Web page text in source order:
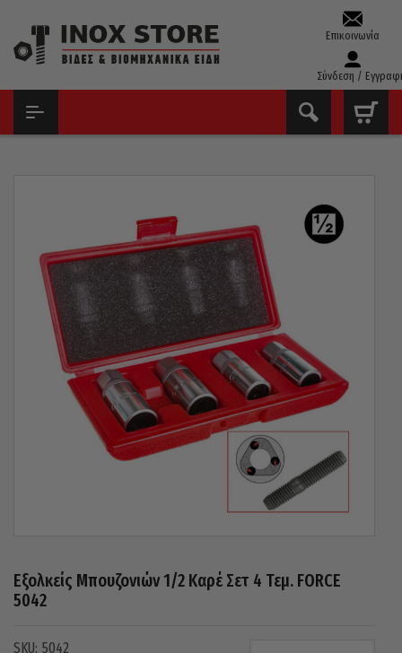
Επικοινωνία
Σύνδεση /
ΕΞΟΛΚΕΊΣ ΜΠΟΥΖΟΝΙΏΝ 1/2 ΚΑΡΈ ΣΕΤ 4 ΤΕΜ. FORCE 5042
Εξολκείς Μπουζονιών 1/2 Καρέ Σετ 4 Τεμ. FORCE
5042
5042